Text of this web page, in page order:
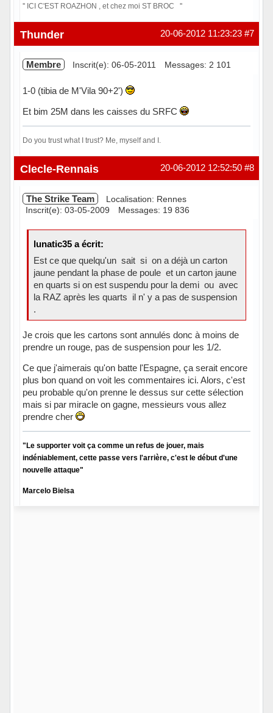
'' ICI C'EST ROAZHON , et chez moi ST BROC ''
Hors ligne #7
20-06-2012 11:23:23
Thunder
Membre Inscrit(e): 06-05-2011 Messages: 2 101
1-0 (tibia de M'Vila 90+2')
Et bim 25M dans les caisses du SRFC
Do you trust what I trust? Me, myself and I.
En ligne #8
20-06-2012 12:52:50
Clecle-Rennais
The Strike Team
Localisation: Rennes
Inscrit(e): 03-05-2009
Messages: 19 836
lunatic35 a écrit:
Est ce que quelqu'un sait si on a déjà un carton
jaune pendant la phase de poule et un carton jaune
en quarts si on est suspendu pour la demi ou avec
la RAZ après les quarts il n' y a pas de suspension
.
Je crois que les cartons sont annulés donc à moins de
prendre un rouge, pas de suspension pour les 1/2.
Ce que j'aimerais qu'on batte l'Espagne, ça serait encore
plus bon quand on voit les commentaires ici. Alors, c'est
peu probable qu'on prenne le dessus sur cette sélection
mais si par miracle on gagne, messieurs vous allez
prendre cher
"Le supporter voit ça comme un refus de jouer, mais
indéniablement, cette passe vers l'arrière, c'est le début d'une
nouvelle attaque"
Marcelo Bielsa